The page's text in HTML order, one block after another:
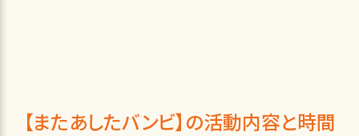
【またあしたバンビ】の活動内容と時間